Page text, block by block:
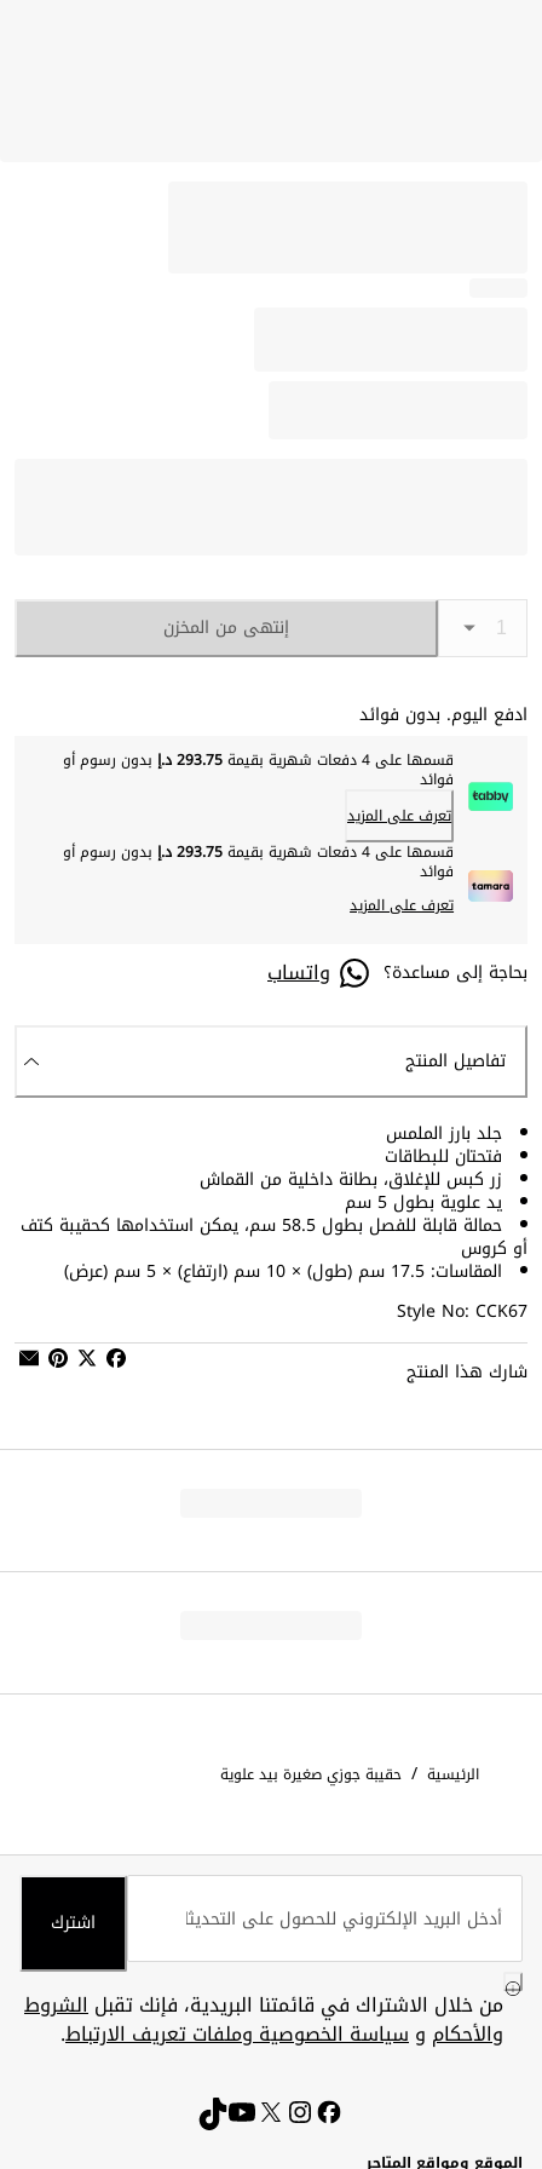
إنتهى من المخزن
ادفع اليوم. بدون فوائد
قسمها على 4 دفعات شهرية بقيمة 293.75 د.إ بدون رسوم أو
فوائد
تعرف على المزيد
قسمها على 4 دفعات شهرية بقيمة
293.75 د.إ بدون رسوم أو
فوائد
تعرف على المزيد
بحاجة إلى مساعدة؟ واتساب
تفاصيل المنتج
جلد بارز الملمس
فتحتان للبطاقات
زر كبس للإغلاق، بطانة داخلية من القماش
يد علوية بطول 5 سم
حمالة قابلة للفصل بطول 58.5 سم، يمكن استخدامها كحقيبة كتف
أو كروس
المقاسات: 17.5 سم (طول) × 10 سم (ارتفاع) × 5 سم (عرض)
Style No: CCK67
شارك هذا المنتج
الرئيسية / حقيبة جوزي صغيرة بيد علوية
اشترك
من خلال الاشتراك في قائمتنا البريدية، فإنك تقبلالشروط
والأحكام وسياسة الخصوصية وملفات تعريف الارتباط.
الموقع ومواقع المتاجر